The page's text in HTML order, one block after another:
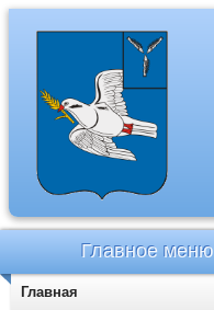
Главное меню
Главная